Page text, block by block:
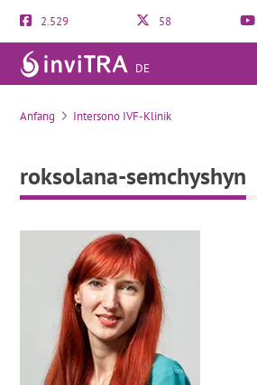
2.529 58
DE
roksolana-semchyshyn
Anfang Intersono IVF-Klinik
roksolana-semchyshyn